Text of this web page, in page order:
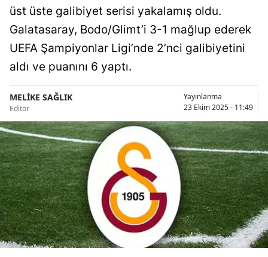
Bingöl
Bitlis
Burdur
Bursa
Çanakkale
Çankırı
Çorum
Denizli
Diyarbakır
üst üste galibiyet serisi yakalamış oldu.
Galatasaray, Bodo/Glimt’i 3-1 mağlup ederek
UEFA Şampiyonlar Ligi’nde 2’nci galibiyetini
aldı ve puanını 6 yaptı.
MELİKE SAĞLIK
Editör
Yayınlanma
23 Ekim 2025 - 11:49